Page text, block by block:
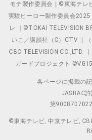
モテ製作委員会｜©東海テ
実験ヒーロー製作委員会
レ ｜©TOKAI TELEVISION
いこ／講談社（C）CTV ｜
CBC TELEVISION CO.,LTD.
ガードプロジェクト
各ページに掲載の
JASRAC
第
©東海テレビ, 中京テレビ,